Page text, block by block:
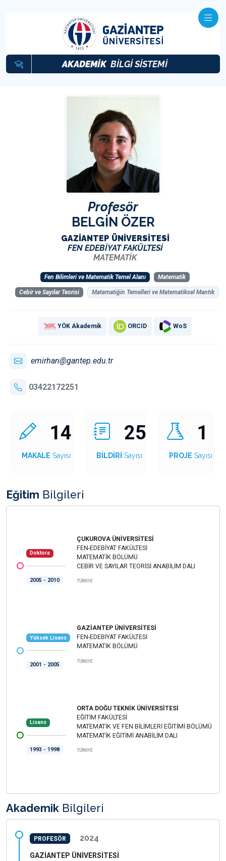
AKADEMİK BİLGİ SİSTEMİ
Profesör
BELGİN ÖZER
GAZİANTEP ÜNİVERSİTESİ
FEN EDEBİYAT FAKÜLTESİ
MATEMATİK
Fen Bilimleri ve Matematik Temel Alanı Matematik
Cebir ve Sayılar Teorisi Matematiğin Temelleri ve Matematiksel Mantık
YÖK Akademik ORCID WoS
emirhan@gantep.edu.tr
03422172251
14
MAKALE Sayısı
25
BİLDİRİ Sayısı
1
PROJE Sayısı
Eğitim Bilgileri
Doktora
2005 - 2010
ÇUKUROVA ÜNİVERSİTESİ
FEN-EDEBİYAT FAKÜLTESİ
MATEMATİK BÖLÜMÜ
CEBİR VE SAYILAR TEORİSİ ANABİLİM DALI
TÜRKİYE
Yüksek Lisans
2001 - 2005
GAZİANTEP ÜNİVERSİTESİ
FEN-EDEBİYAT FAKÜLTESİ
MATEMATİK BÖLÜMÜ
TÜRKİYE
Lisans
1993 - 1998
ORTA DOĞU TEKNİK ÜNİVERSİTESİ
EĞİTİM FAKÜLTESİ
MATEMATİK VE FEN BİLİMLERİ EĞİTİMİ BÖLÜMÜ
MATEMATİK EĞİTİMİ ANABİLİM DALI
TÜRKİYE
Akademik Bilgileri
PROFESÖR 2024
GAZİANTEP ÜNİVERSİTESİ